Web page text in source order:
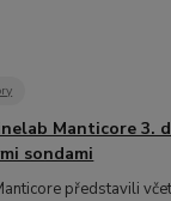
Manticore 3.
sondami
představili